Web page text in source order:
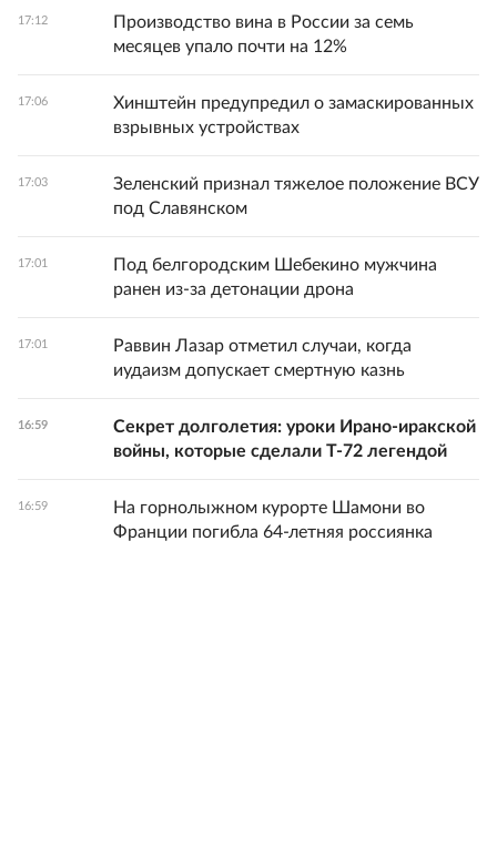
17:12
Производство вина в России за семь
месяцев упало почти на 12%
17:06
Хинштейн предупредил о замаскированных
взрывных устройствах
17:03
Зеленский признал тяжелое положение ВСУ
под Славянском
17:01
Под белгородским Шебекино мужчина
ранен из-за детонации дрона
17:01
Раввин Лазар отметил случаи, когда
иудаизм допускает смертную казнь
16:59
Секрет долголетия: уроки Ирано-иракской
войны, которые сделали Т-72 легендой
16:59
На горнолыжном курорте Шамони во
Франции погибла 64-летняя россиянка